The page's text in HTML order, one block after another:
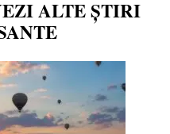
ALTE ȘTIRI